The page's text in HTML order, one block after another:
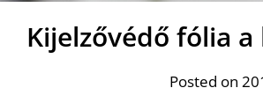
Kijelzővédő fólia
Posted on